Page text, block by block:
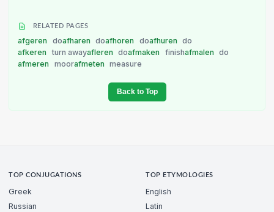
RELATED PAGES
afgeren doafharen doafhoren doafhuren
do
afkeren
turn awayafleren doafmaken finishafmalen
do
afmeren
moorafmeten measure
Back to Top
TOP CONJUGATIONS
Greek
Russian
TOP ETYMOLOGIES
English
Latin